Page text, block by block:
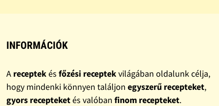
INFORMÁCIÓK
A receptekés főzési receptekvilágában oldalunk célja,
hogy mindenki könnyen találjon egyszerű recepteket,
gyors recepteketés valóban finom recepteket.